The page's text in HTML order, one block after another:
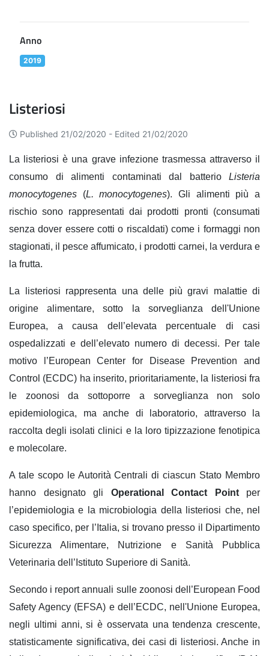
Anno
2019
Listeriosi
Published 21/02/2020 - Edited 21/02/2020
La listeriosi è una grave infezione trasmessa attraverso il
consumo di alimenti contaminati dal batterio Listeria
monocytogenes (L. monocytogenes). Gli alimenti più a
rischio sono rappresentati dai prodotti pronti (consumati
senza dover essere cotti o riscaldati) come i formaggi non
stagionati, il pesce affumicato, i prodotti carnei, la verdura e
la frutta.
La listeriosi rappresenta una delle più gravi malattie di
origine alimentare, sotto la sorveglianza dell'Unione
Europea, a causa dell’elevata percentuale di casi
ospedalizzati e dell’elevato numero di decessi. Per tale
motivo l’European Center for Disease Prevention and
Control (ECDC) ha inserito, prioritariamente, la listeriosi fra
le zoonosi da sottoporre a sorveglianza non solo
epidemiologica, ma anche di laboratorio, attraverso la
raccolta degli isolati clinici e la loro tipizzazione fenotipica
e molecolare.
A tale scopo le Autorità Centrali di ciascun Stato Membro
hanno designato gli Operational Contact Point per
l’epidemiologia e la microbiologia della listeriosi che, nel
caso specifico, per l’Italia, si trovano presso il Dipartimento
Sicurezza Alimentare, Nutrizione e Sanità Pubblica
Veterinaria dell’Istituto Superiore di Sanità.
Secondo i report annuali sulle zoonosi dell’European Food
Safety Agency (EFSA) e dell’ECDC, nell'Unione Europea,
negli ultimi anni, si è osservata una tendenza crescente,
statisticamente significativa, dei casi di listeriosi. Anche in